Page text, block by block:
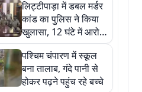
लिट्टीपाड़ा में डबल मर्डर
कांड का पुलिस ने किया
खुलासा, 12 घंटे में आरोपी
गिरफ्तार
पश्चिम चंपारण में स्कूल
बना तालाब, गंदे पानी से
होकर पढ़ने पहुंच रहे बच्चे